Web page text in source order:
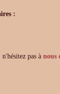
:
pas à nous